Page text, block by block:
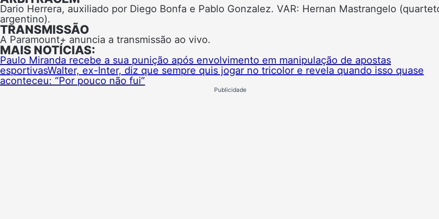
Dario Herrera, auxiliado por Diego Bonfa e Pablo Gonzalez. VAR: Hernan Mastrangelo
argentino).
TRANSMISSÃO
A Paramount+ anuncia a transmissão ao vivo.
MAIS NOTÍCIAS:
Paulo Miranda recebe a sua punição após envolvimento em manipulação de apostas
esportivasWalter, ex-Inter, diz que sempre quis jogar no tricolor e revela quando isso quase
aconteceu: “Por pouco não fui”
Publicidade